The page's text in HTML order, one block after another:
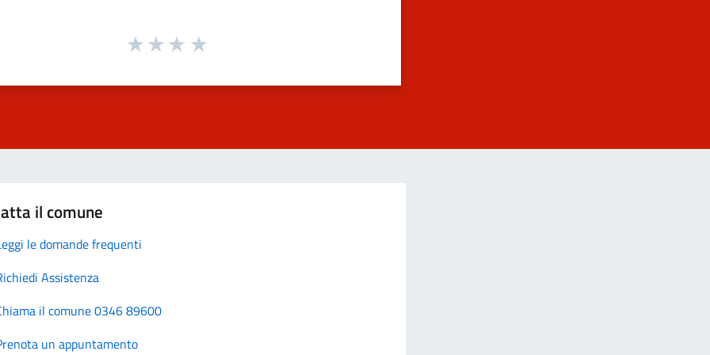
il comune
le domande frequenti
Assistenza
il comune 0346 89600
un appuntamento